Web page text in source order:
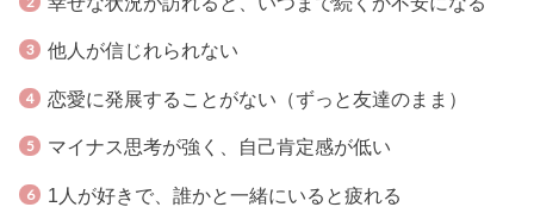
他人が信じれられない
恋愛に発展することがない（ずっと友達のまま）
マイナス思考が強く、自己肯定感が低い
1人が好きで、誰かと一緒にいると疲れる